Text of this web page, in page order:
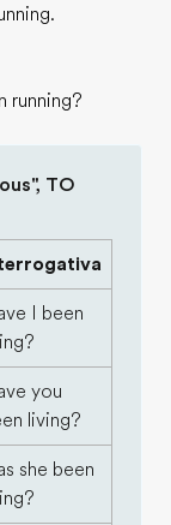
running?
TO
I been
you
living?
she been